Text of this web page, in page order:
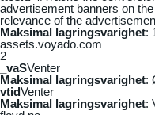
advertisement banners on
relevance of the
Maksimal lagringsvarighet:
assets.voyado.com
2
_vaSVenter
Maksimal lagringsvarighet:
vtidVenter
Maksimal lagringsvarighet: